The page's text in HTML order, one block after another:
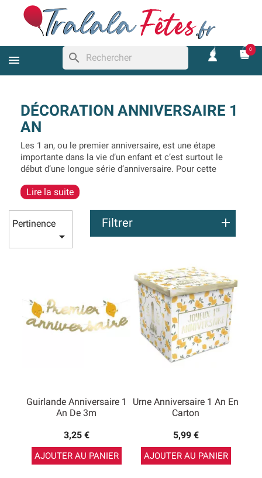
search
0
DÉCORATION ANNIVERSAIRE 1
AN
Les 1 an, ou le premier anniversaire, est une étape
importante dans la vie d’un enfant et c’est surtout le
début d’une longue série d’anniversaire. Pour cette
et les appareils photos seront de sortie pour
décorations 1 an
décorations d’anniversaire classiques.
Pour vous aider dans votre choix, nous avons regroupé
des couleurs qui peuvent convenir aussi bien à des
petits garçons qu’à des petites filles. Bien évidemment,
nous avons aussi des décorations colorées roses et
bleues pour les filles et les garçons.
Lire la suite
Pertinence

Filtrer
Guirlande Anniversaire 1
An De 3m
3,25 €
AJOUTER AU PANIER
Urne Anniversaire 1 An En
Carton
5,99 €
AJOUTER AU PANIER